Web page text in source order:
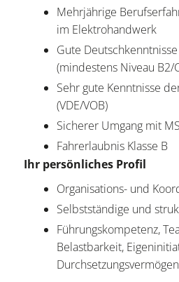
Mehrjährige
im Elektrohandwerk
Gute
(mindestens Niveau B2/
Sehr gute Kenntnisse
(VDE/VOB)
Sicherer Umgang mit
Fahrerlaubnis Klasse B
Ihr persönliches Profil
Organisations- und
Selbstständige und
Führungskompetenz,
Belastbarkeit,
Durchsetzungsvermögen